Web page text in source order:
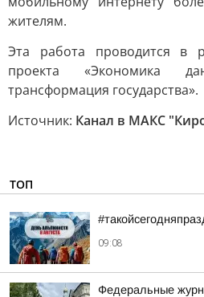
жителям.
Эта работа проводится в
проекта «Экономика
трансформация государства».
Источник: Канал в МАКС
ТОП
09:08
Федеральные